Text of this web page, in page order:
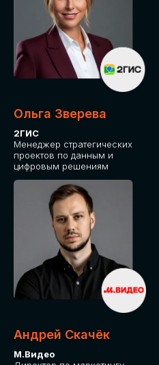
Ольга Зверева
2ГИС
Менеджер стратегических
проектов по данным и
цифровым решениям
Андрей Скачёк
М.Видео